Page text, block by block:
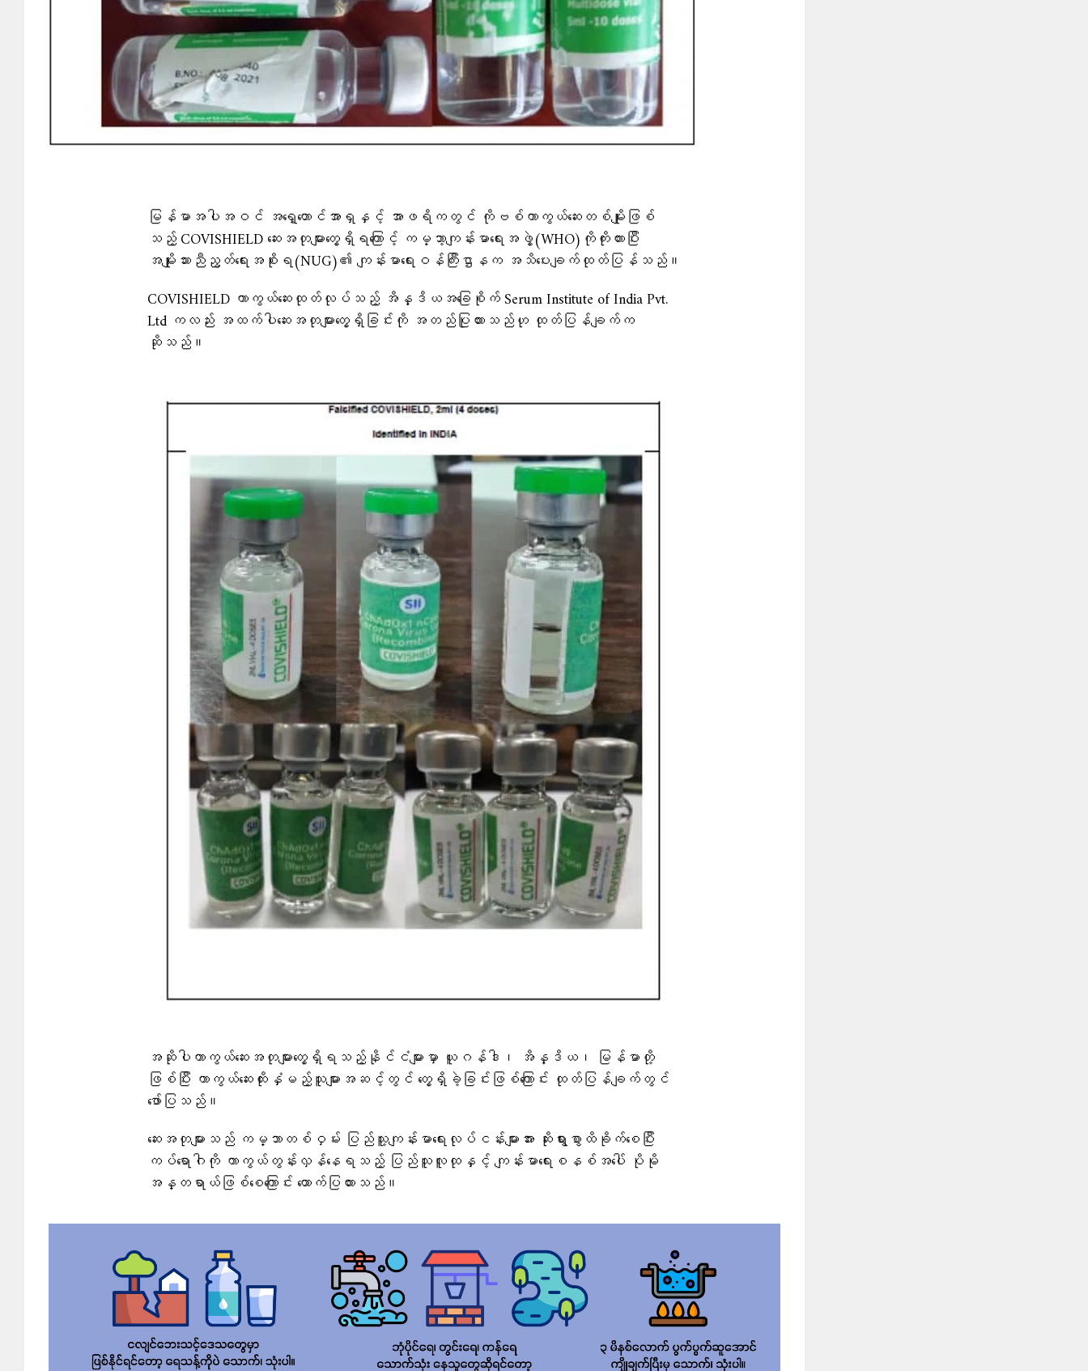
မြန်မာအပါအဝင် အရှေ့တောင်အာရှနှင့် အာဖရိကတွင် ကိုဗစ်ကာကွယ်ဆေးတစ်မျိုးဖြစ်
သည့် COVISHIELD ဆေးအတုများတွေ့ရှိရကြောင့် ကမ္ဘာ့ကျန်းမာရေးအဖွဲ့(WHO)ကိုကိုးကားပြီး
အမျိုးသားညီညွတ်ရေးအစိုးရ(NUG)၏ ကျန်းမာရေးဝန်ကြီးဌာနက အသိပေးချက်ထုတ်ပြန်သည်။
COVISHIELD ကာကွယ်ဆေးထုတ်လုပ်သည့် အိန္ဒိယအခြေစိုက် Serum Institute of India Pvt.
Ltd ကလည်း အထက်ပါဆေးအတုများတွေ့ရှိခြင်းကို အတည်ပြုထားသည်ဟု ထုတ်ပြန်ချက်က
ဆိုသည်။
အဆိုပါကာကွယ်ဆေးအတုများတွေ့ရှိရသည့်နိုင်ငံများမှာ ယူဂန်ဒါ၊ အိန္ဒိယ၊ မြန်မာတို့
ဖြစ်ပြီး ကာကွယ်ဆေးထိုးနှံမည့်သူများအဆင့်တွင် တွေ့ရှိခဲ့ခြင်းဖြစ်ကြောင်း ထုတ်ပြန်ချက်တွင်
ဖော်ပြသည်။
ဆေးအတုများသည် ကမ္ဘာတစ်ဝှမ်း ပြည်သူ့ကျန်းမာရေးလုပ်ငန်းများအား ဆိုးရွားစွာထိခိုက်စေပြီး
ကပ်ရောဂါကို ကာကွယ်တွန်းလှန်နေရသည့် ပြည်သူလူထုနှင့် ကျန်းမာရေးစနစ်အပေါ် ပိုမို
အန္တရာယ်ဖြစ်စေကြောင်း ထောက်ပြထားသည်။